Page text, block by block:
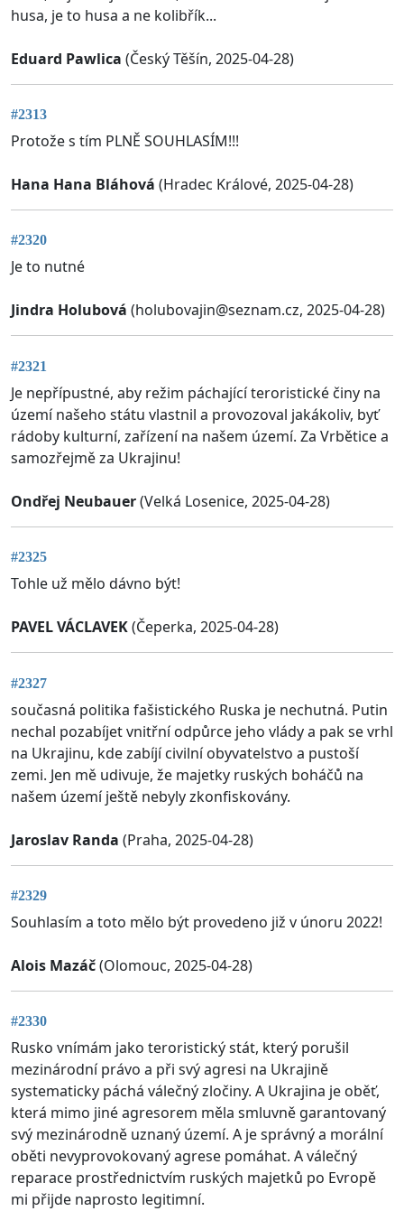
husa, je to husa a ne kolibřík...
Eduard Pawlica (Český Těšín, 2025-04-28)
#2313
Protože s tím PLNĚ SOUHLASÍM!!!
Hana Hana Bláhová (Hradec Králové, 2025-04-28)
#2320
Je to nutné
Jindra Holubová (holubovajin@seznam.cz, 2025-04-28)
#2321
Je nepřípustné, aby režim páchající teroristické činy na
území našeho státu vlastnil a provozoval jakákoliv, byť
rádoby kulturní, zařízení na našem území. Za Vrbětice a
samozřejmě za Ukrajinu!
Ondřej Neubauer(Velká Losenice, 2025-04-28)
#2325
Tohle už mělo dávno být!
PAVEL VÁCLAVEK(Čeperka, 2025-04-28)
#2327
současná politika fašistického Ruska je nechutná. Putin
nechal pozabíjet vnitřní odpůrce jeho vlády a pak se vrhl
na Ukrajinu, kde zabíjí civilní obyvatelstvo a pustoší
zemi. Jen mě udivuje, že majetky ruských boháčů na
našem území ještě nebyly zkonfiskovány.
Jaroslav Randa (Praha, 2025-04-28)
#2329
Souhlasím a toto mělo být provedeno již v únoru 2022!
Alois Mazáč(Olomouc, 2025-04-28)
#2330
Rusko vnímám jako teroristický stát, který porušil
mezinárodní právo a při svý agresi na Ukrajině
systematicky páchá válečný zločiny. A Ukrajina je oběť,
která mimo jiné agresorem měla smluvně garantovaný
svý mezinárodně uznaný území. A je správný a morální
oběti nevyprovokovaný agrese pomáhat. A válečný
reparace prostřednictvím ruských majetků po Evropě
mi přijde naprosto legitimní.